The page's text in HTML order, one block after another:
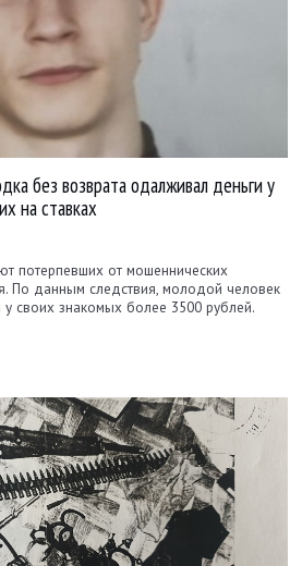
без возврата одалживал деньги у
на ставках
потерпевших от мошеннических
По данным следствия, молодой человек
своих знакомых более 3500 рублей.